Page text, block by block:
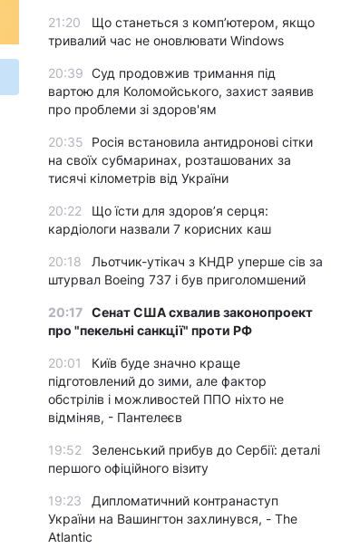
21:20
Що станеться з комп’ютером, якщо
тривалий час не оновлювати Windows
20:39 Суд продовжив тримання під
вартою для Коломойського, захист заявив
про проблеми зі здоров'ям
20:35
Росія встановила антидронові сітки
на своїх субмаринах, розташованих за
тисячі кілометрів від України
20:22
Що їсти для здоров’я серця:
кардіологи назвали 7 корисних каш
20:18
Льотчик-утікач з КНДР уперше сів за
штурвал Boeing 737 і був приголомшений
20:17 Сенат США схвалив законопроект
про "пекельні санкції" проти РФ
20:01
Київ буде значно краще
підготовлений до зими, але фактор
обстрілів і можливостей ППО ніхто не
відміняв, - Пантелеєв
19:52
Зеленський прибув до Сербії: деталі
першого офіційного візиту
19:23
Дипломатичний контранаступ
України на Вашингтон захлинувся, - The
Atlantic